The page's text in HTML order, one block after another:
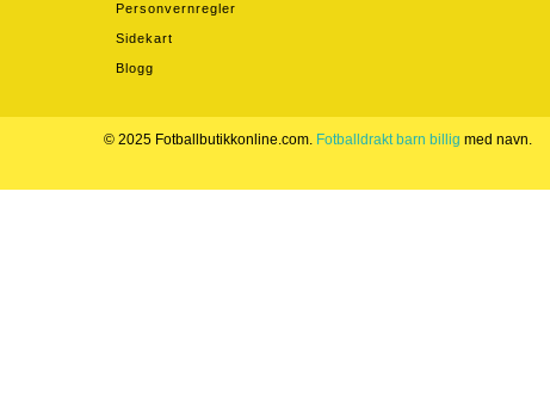
Personvernregler
Sidekart
Blogg
© 2025 Fotballbutikkonline.com. Fotballdrakt barn billig med navn.